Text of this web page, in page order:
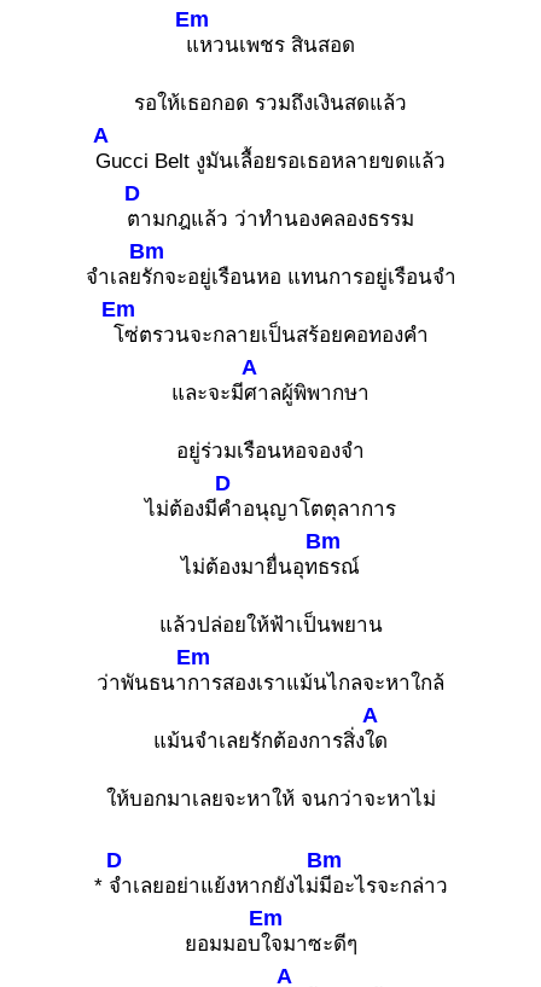
Em
แหวนเพชร สินสอด
รอให้เธอกอด รวมถึงเงินสดแล้ว
A
Gucci Belt งูมันเลื้อยรอเธอหลายขดแล้ว
D
ตามกฎแล้ว ว่าทำนองคลองธรรม
จำเลย
Bm
รักจะอยู่เรือนหอ แทนการอยู่เรือนจำ
Em
โซ่ตรวนจะกลายเป็นสร้อยคอทองคำ
และจะมี
A
ศาลผู้พิพากษา
อยู่ร่วมเรือนหอจองจำ
ไม่ต้องมี
D
คำอนุญาโตตุลาการ
ไม่ต้องมายื่นอุท
Bm
ธรณ์
แล้วปล่อยให้ฟ้าเป็นพยาน
ว่าพันธนา
Em
การสองเราแม้นไกลจะหาใกล้
แม้นจำเลยรักต้องการสิ่ง
A
ใด
ให้บอกมาเลยจะหาให้ จนกว่าจะหาไม่
*
D
จำเลยอย่าแย้งหากยังไม่
Bm
มีอะไรจะกล่าว
ยอมมอบ
Em
ใจมาซะดีๆ
A